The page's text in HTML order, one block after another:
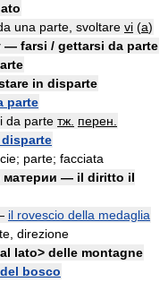
una parte, svoltare vi (a)
— farsi / gettarsi da parte
in disparte
parte
da parte тж. перен.
parte; facciata
материи — il diritto il
il rovescio della medaglia
direzione
lato> delle montagne
bosco